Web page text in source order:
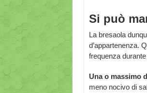
Si può
La bresaola
d’appartenenza.
frequenza
Una o massimo
meno nocivo di